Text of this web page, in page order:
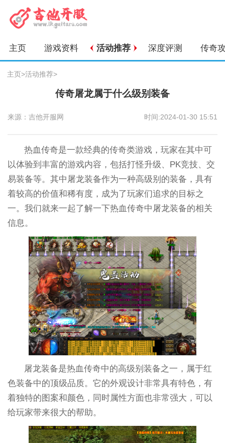
主页 游戏资料 活动推荐 深度评测 传奇
主页>活动推荐>
传奇屠龙属于什么级别装备
来源：吉他开服网 时间:2024-01-30 15:51
热血传奇是一款经典的传奇类游戏，玩家在其中可
以体验到丰富的游戏内容，包括打怪升级、PK竞技、交
易装备等。其中屠龙装备作为一种高级别的装备，具有
着较高的价值和稀有度，成为了玩家们追求的目标之
一。我们就来一起了解一下热血传奇中屠龙装备的相关
信息。
屠龙装备是热血传奇中的高级别装备之一，属于红
色装备中的顶级品质。它的外观设计非常具有特色，有
着独特的图案和颜色，同时属性方面也非常强大，可以
给玩家带来很大的帮助。